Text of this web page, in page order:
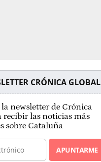
CRÓNICA GLOBAL
newsletter de Crónica
recibir las noticias más
sobre Cataluña
APUNTARME